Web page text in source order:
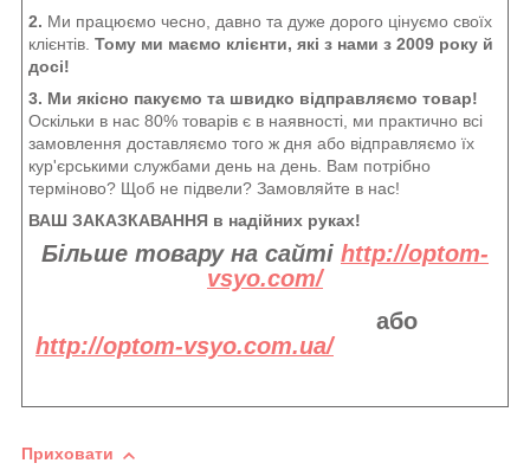
2. Ми працюємо чесно, давно та дуже дорого цінуємо своїх
клієнтів. Тому ми маємо клієнти, які з нами з 2009 року й
досі!
3. Ми якісно пакуємо та швидко відправляємо товар!
Оскільки в нас 80% товарів є в наявності, ми практично всі
замовлення доставляємо того ж дня або відправляємо їх
кур'єрськими службами день на день. Вам потрібно
терміново? Щоб не підвели? Замовляйте в нас!
ВАШ ЗАКАЗКАВАННЯ в надійних руках!
Більше товару на сайті http://optom-
vsyo.com/
або
http://optom-vsyo.com.ua/
Приховати